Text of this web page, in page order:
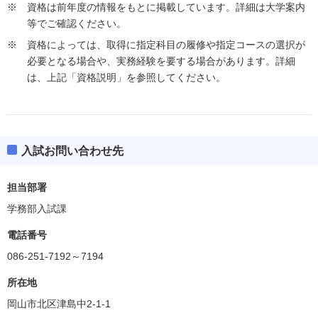
資格は前年度の情報をもとに掲載しています。詳細は大学案内
等でご確認ください。
資格によっては、取得に指定科目の履修や指定コースの選択が
必要となる場合や、実務経験を要する場合があります。詳細
は、上記「資格説明」を参照してください。
入試お問い合わせ先
担当部署
学務部入試課
電話番号
086-251-7192～7194
所在地
岡山市北区津島中2-1-1